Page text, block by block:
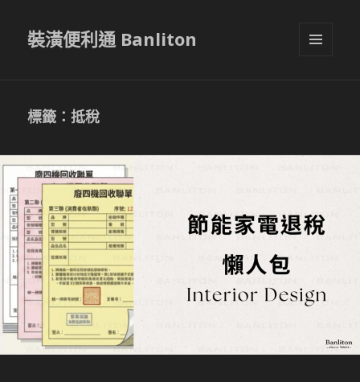
裝潢便利通 Banliton
標籤：抵稅